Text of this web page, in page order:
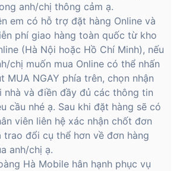
anh/chị thông cảm ạ.
em có hỗ trợ đặt hàng Online và
phí giao hàng toàn quốc từ kho
(Hà Nội hoặc Hồ Chí Minh), nếu
chị muốn mua Online có thể nhấn
MUA NGAY phía trên, chọn nhận
nhà và điền đầy đủ các thông tin
cầu nhé ạ. Sau khi đặt hàng sẽ có
viên liên hệ xác nhận chốt đơn
trao đổi cụ thể hơn về đơn hàng
anh/chị ạ.
Hà Mobile hân hạnh phục vụ